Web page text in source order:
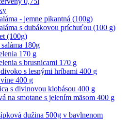
- jemne pikantná (100g)
s dubákovou príchuťou (100 g)
(100g)
180g
170 g
s brusnicami 170 g
divoko s lesnými hríbami 400 g
400 g
s divinovou klobásou 400 g
na smotane s jelením mäsom 400 g
dužina 500g v bavlnenom